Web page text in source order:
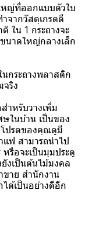
หญ่ที่ออกแบบตัวใบ
จากวัสดุเกรดดี
ใน 1 กระถางจะ
นาดใหญ่กลางเล็ก
นกระถางพลาสติก
ริง
ำหรับวางเพิ่ม
ษในบ้าน เป็นของ
ปรดของคุณดูมี
แฟ สามารถนำไป
รือจะเป็นมุมประตู
งเป็นต้นไม้มงคล
าย สำนักงาน
ด้เป็นอย่างดีอีก